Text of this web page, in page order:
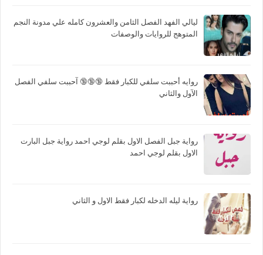
ليالي الفهد الفصل الثامن والعشرون كامله علي مدونة النجم
المتوهج للروايات والوصفات
روايه أحببت سلفي للكبار فقط 🔞🔞🔞 آحببت سلفي الفصل
الآول والثاني
رواية جبل الفصل الاول بقلم لوجي احمد رواية جبل البارت
الاول بقلم لوجي احمد
رواية ليله الدخله لكبار فقط الاول و الثاني